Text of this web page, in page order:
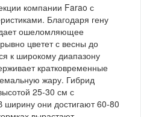
компании Farao с
Благодаря гену
дает ошеломляющее
цветет с весны до
к широкому диапазону
кратковременные
жару. Гибрид
25-30 см с
они достигают 60-80